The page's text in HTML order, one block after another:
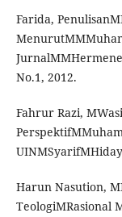
Farida,
No.1, 2012.
Fahrur Razi,
Harun Nasution,
TeologiMRasional